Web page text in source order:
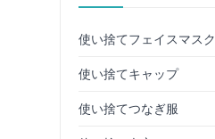
使い捨てフェイスマスク
使い捨てキャップ
使い捨てつなぎ服